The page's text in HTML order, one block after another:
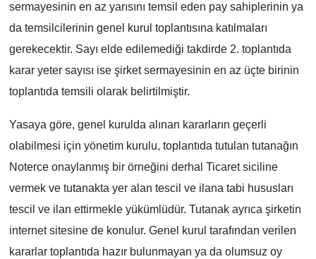
sermayesinin en az yarısını temsil eden pay sahiplerinin ya
da temsilcilerinin genel kurul toplantısına katılmaları
gerekecektir. Sayı elde edilemediği takdirde 2. toplantıda
karar yeter sayısı ise şirket sermayesinin en az üçte birinin
toplantıda temsili olarak belirtilmiştir.
Yasaya göre, genel kurulda alınan kararların geçerli
olabilmesi için yönetim kurulu, toplantıda tutulan tutanağın
Noterce onaylanmış bir örneğini derhal Ticaret siciline
vermek ve tutanakta yer alan tescil ve ilana tabi hususları
tescil ve ilan ettirmekle yükümlüdür. Tutanak ayrıca şirketin
internet sitesine de konulur. Genel kurul tarafından verilen
kararlar toplantıda hazır bulunmayan ya da olumsuz oy